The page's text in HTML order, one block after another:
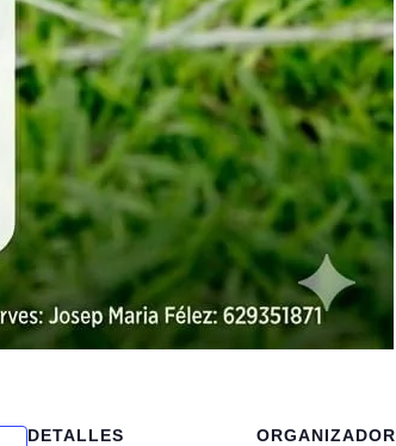
DETALLES ORGANIZADOR